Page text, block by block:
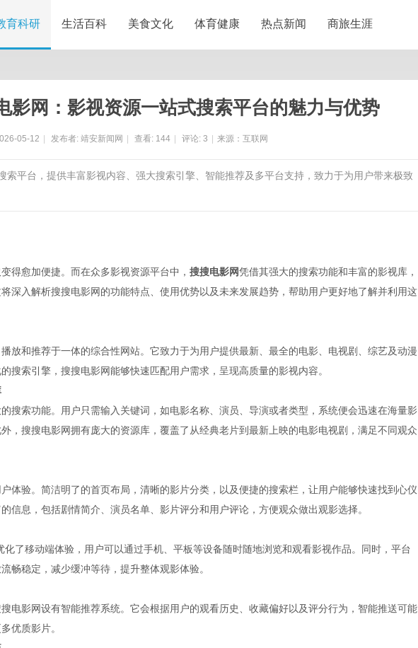
育科研 生活百科 美食文化 体育健康 热点新闻 商旅生涯
影网：影视资源一站式搜索平台的魅力与优势
05-12 发布者: 靖安新闻网 查看: 144 评论: 3 来源：互联网
索平台，提供丰富影视内容、强大搜索引擎、智能推荐及多平台支持，致力于为用户带来极致
得愈加便捷。而在众多影视资源平台中， 搜搜电影网凭借其强大的搜索功能和丰富的影视库，
深入解析搜搜电影网的功能特点、使用优势以及未来发展趋势，帮助用户更好地了解并利用这
放和推荐于一体的综合性网站。它致力于为用户提供最新、最全的电影、电视剧、综艺及动漫
搜索引擎，搜搜电影网能够快速匹配用户需求，呈现高质量的影视内容。
搜索功能。用户只需输入关键词，如电影名称、演员、导演或者类型，系统便会迅速在海量影
，搜搜电影网拥有庞大的资源库，覆盖了从经典老片到最新上映的电影电视剧，满足不同观众
体验。简洁明了的首页布局，清晰的影片分类，以及便捷的搜索栏，让用户能够快速找到心仪
信息，包括剧情简介、演员名单、影片评分和用户评论，方便观众做出观影选择。
了移动端体验，用户可以通过手机、平板等设备随时随地浏览和观看影视作品。同时，平台
畅稳定，减少缓冲等待，提升整体观影体验。
电影网设有智能推荐系统。它会根据用户的观看历史、收藏偏好以及评分行为，智能推送可能
优质影片。